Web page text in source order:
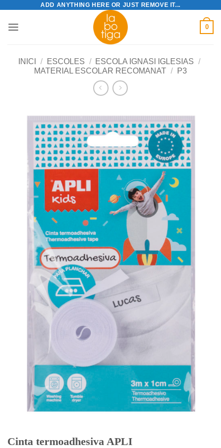
content
ADD ANYTHING HERE OR JUST REMOVE IT...
0
INICI / ESCOLES / ESCOLA IGNASI IGLESIAS /
MATERIAL ESCOLAR RECOMANAT / P3
Cinta termoadhesiva APLI